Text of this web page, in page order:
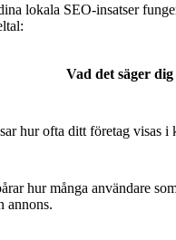
lokala SEO-insatser
Vad det säger dig
hur ofta ditt företag visas i
hur många användare
annons.